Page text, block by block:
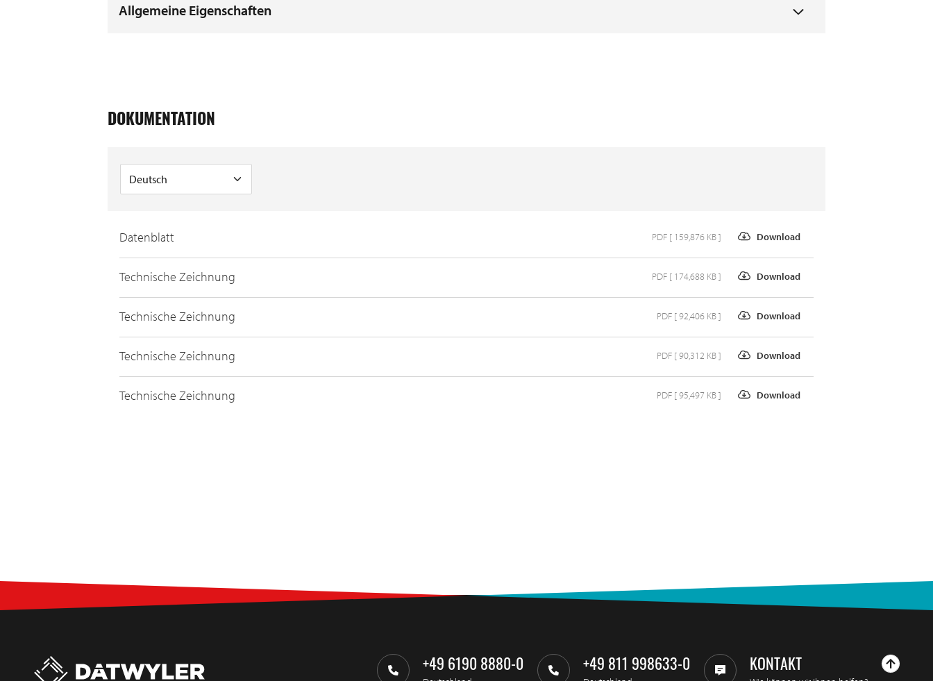
Allgemeine Eigenschaften
DOKUMENTATION
Datenblatt Download
PDF [ 159,876 KB ]
Technische Zeichnung Download
PDF [ 174,688 KB ]
Technische Zeichnung Download
PDF [ 92,406 KB ]
Technische Zeichnung Download
PDF [ 90,312 KB ]
Technische Zeichnung Download
PDF [ 95,497 KB ]
+49 6190 8880-0 +49 811 998633-0 KONTAKT